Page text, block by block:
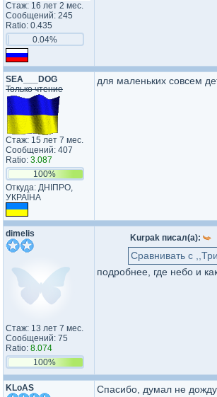
Стаж: 16 лет 2 мес.
Сообщений: 245
Ratio: 0.435
0.04%
SEA___DOG
Только чтение
Стаж: 15 лет 7 мес.
Сообщений: 407
Ratio: 3.087
100%
Откуда: ДНІПРО,
УКРАЇНА
для маленьких совсем
dimelis
Стаж: 13 лет 7 мес.
Сообщений: 75
Ratio: 8.074
100%
Kurpak писал(а):
Сравнивать с
подробнее, где небо и
KLoAS Спасибо, думал не